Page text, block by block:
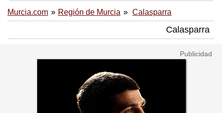
Murcia.com Región de Murcia Calasparra
Calasparra